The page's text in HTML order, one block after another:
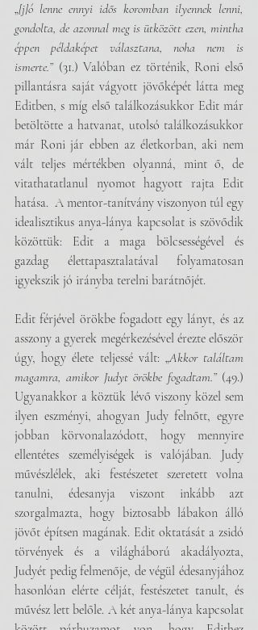
„[j]ó lenne ennyi idős koromban ilyennek lenni,
gondolta, de azonnal meg is ütközött ezen, mintha
éppen példaképet választana, noha nem is
ismerte.” (31.) Valóban ez történik, Roni első
pillantásra saját vágyott jövőképét látta meg
Editben, s míg első találkozásukkor Edit már
betöltötte a hatvanat, utolsó találkozásukkor
már Roni jár ebben az életkorban, aki nem
vált teljes mértékben olyanná, mint ő, de
vitathatatlanul nyomot hagyott rajta Edit
hatása.  A mentor-tanítvány viszonyon túl egy
idealisztikus anya-lánya kapcsolat is szövődik
közöttük: Edit a maga bölcsességével és
gazdag élettapasztalatával folyamatosan
igyekszik jó irányba terelni barátnőjét.
Edit férjével örökbe fogadott egy lányt, és az
asszony a gyerek megérkezésével érezte először
úgy, hogy élete teljessé vált: „Akkor találtam
magamra, amikor Judyt örökbe fogadtam.” (49.)
Ugyanakkor a köztük lévő viszony közel sem
ilyen eszményi, ahogyan Judy felnőtt, egyre
jobban körvonalazódott, hogy mennyire
ellentétes személyiségek is valójában. Judy
művészlélek, aki festészetet szeretett volna
tanulni, édesanyja viszont inkább azt
szorgalmazta, hogy biztosabb lábakon álló
jövőt építsen magának. Edit oktatását a zsidó
törvények és a világháború akadályozta,
Judyét pedig felmenője, de végül édesanyjához
hasonlóan elérte célját, festészetet tanult, és
művész lett belőle. A két anya-lánya kapcsolat